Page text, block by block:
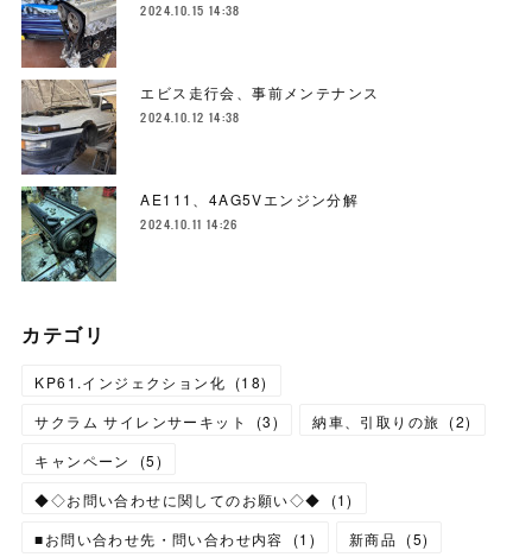
2024.10.15 14:38
エビス走行会、事前メンテナンス
2024.10.12 14:38
AE111、4AG5Vエンジン分解
2024.10.11 14:26
カテゴリ
KP61.インジェクション化 (18)
サクラム サイレンサーキット
(3) 納車、引取りの旅 (2)
キャンペーン
(5)
◆◇お問い合わせに関してのお願い◇◆
(1)
■お問い合わせ先・問い合わせ内容
(1 ) 新商品 (5)